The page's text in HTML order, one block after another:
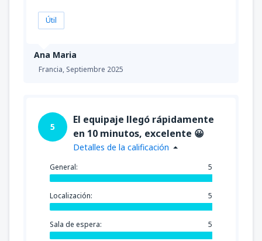
Ana Maria
Francia, Septiembre 2025
Útil
5
El equipaje llegó rápidamente
en 10 minutos, excelente 😀
Detalles de la calificación
General: 5
Localización: 5
Sala de espera: 5